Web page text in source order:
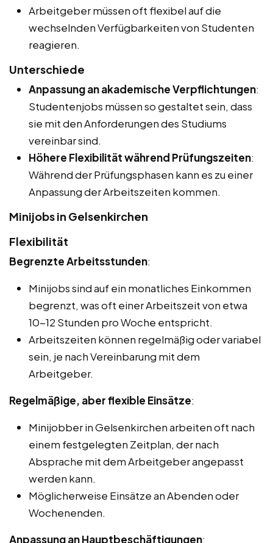
Arbeitgeber müssen oft flexibel auf die
wechselnden Verfügbarkeiten von Studenten
reagieren.
Unterschiede
Anpassung an akademische Verpflichtungen:
Studentenjobs müssen so gestaltet sein, dass
sie mit den Anforderungen des Studiums
vereinbar sind.
Höhere Flexibilität während Prüfungszeiten:
Während der Prüfungsphasen kann es zu einer
Anpassung der Arbeitszeiten kommen.
Minijobs in Gelsenkirchen
Flexibilität
Begrenzte Arbeitsstunden:
Minijobs sind auf ein monatliches Einkommen
begrenzt, was oft einer Arbeitszeit von etwa
10-12 Stunden pro Woche entspricht.
Arbeitszeiten können regelmäßig oder variabel
sein, je nach Vereinbarung mit dem
Arbeitgeber.
Regelmäßige, aber flexible Einsätze:
Minijobber in Gelsenkirchen arbeiten oft nach
einem festgelegten Zeitplan, der nach
Absprache mit dem Arbeitgeber angepasst
werden kann.
Möglicherweise Einsätze an Abenden oder
Wochenenden.
Anpassung an Hauptbeschäftigungen: